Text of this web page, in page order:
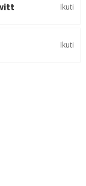
Ikuti
Ikuti